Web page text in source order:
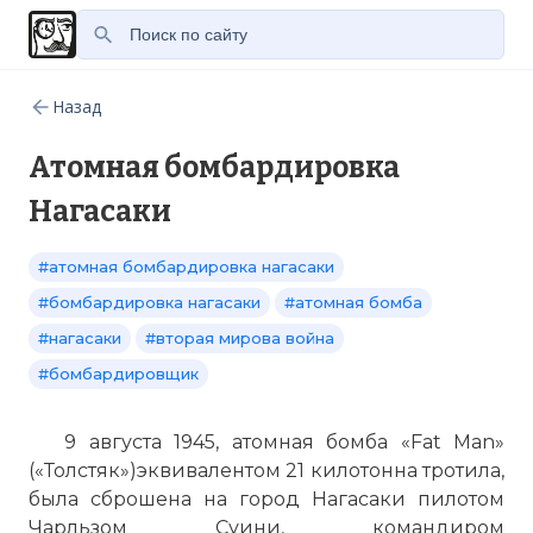
Назад
Атомная бомбардировка
Нагасаки
#атомная бомбардировка нагасаки
#бомбардировка нагасаки
#атомная бомба
#нагасаки
#вторая мирова война
#бомбардировщик
9 августа 1945, атомная бомба «Fat Man»
(«Толстяк»)эквивалентом 21 килотонна тротила,
была сброшена на город Нагасаки пилотом
Чарльзом Суини, командиром